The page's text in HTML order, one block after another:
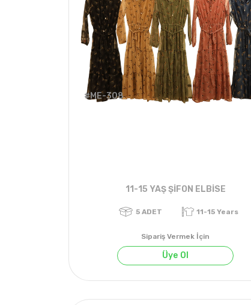
#ME-308
11-15 YAŞ ŞİFON ELBİSE
Sipariş Vermek İçin
Üye Ol